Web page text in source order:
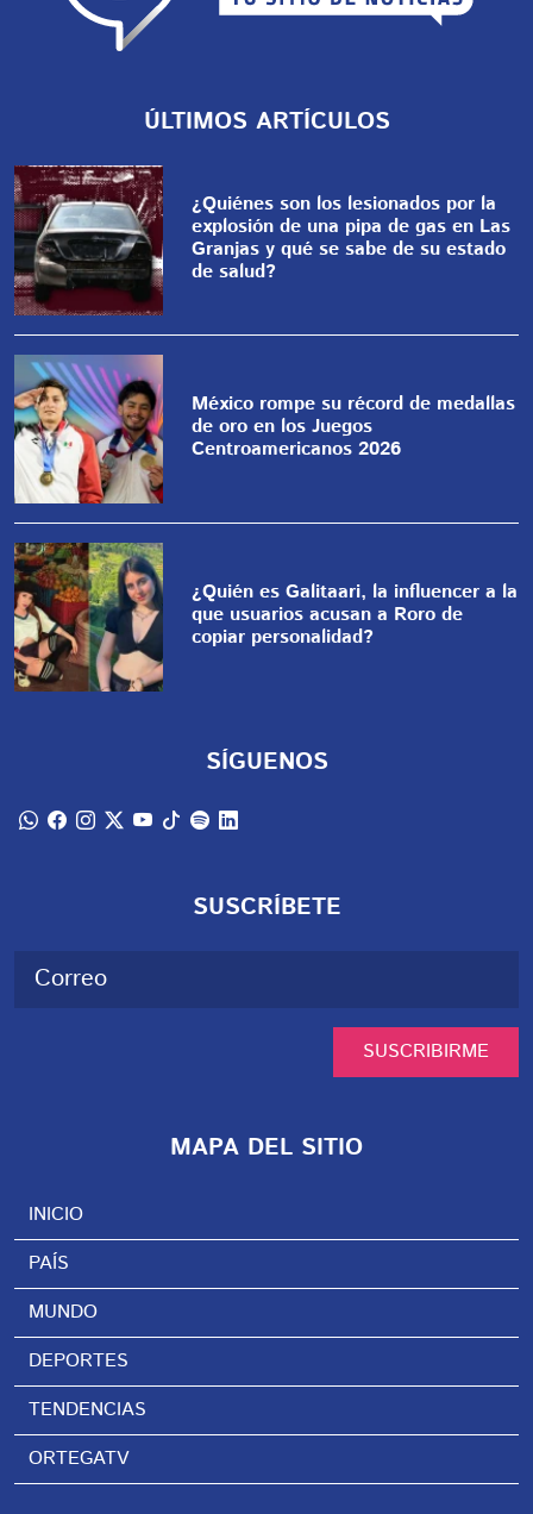
ÚLTIMOS ARTÍCULOS
¿Quiénes son los lesionados por la
explosión de una pipa de gas en Las
Granjas y qué se sabe de su estado
de salud?
México rompe su récord de medallas
de oro en los Juegos
Centroamericanos 2026
¿Quién es Galitaari, la influencer a la
que usuarios acusan a Roro de
copiar personalidad?
SÍGUENOS
SUSCRÍBETE
SUSCRIBIRME
MAPA DEL SITIO
INICIO
PAÍS
MUNDO
DEPORTES
TENDENCIAS
ORTEGATV